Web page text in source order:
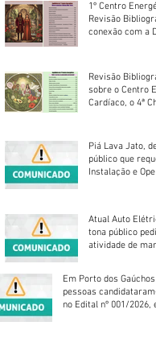
1º Centro
Revisão
conexão com a
Revisão
sobre o Centro
Cardíaco, o 4ª
Piá Lava Jato,
público que
Instalação e
Atual Auto
tona público
atividade de
Em Porto dos
pessoas
no Edital nº 001/2026,